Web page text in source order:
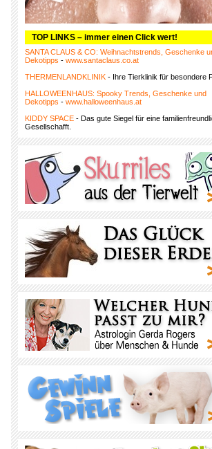
TOP LINKS – immer einen Click wert!
SANTA CLAUS & CO: Weihnachtstrends, Geschenke
Dekotipps - www.santaclaus.co.at
THERMENLANDKLINIK - Ihre Tierklinik für besondere
HALLOWEENHAUS: Spooky Trends, Geschenke und
Dekotipps - www.halloweenhaus.at
KIDDY SPACE - Das gute Siegel für eine
Gesellschafft.